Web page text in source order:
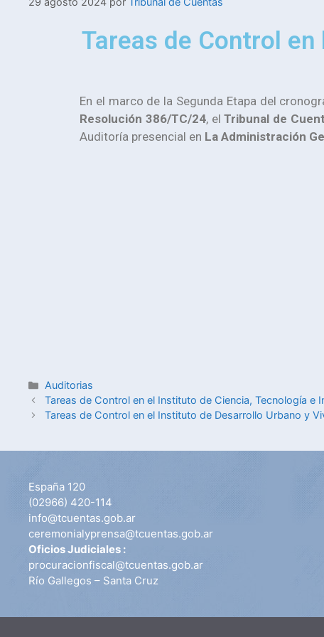
Tareas de Control
En el marco de la Segunda Etapa del
Resolución 386/TC/24, elTribunal de
Auditoría presencial en La Administración
Auditorias
Tareas de Control en el Instituto de Ciencia, Tecnología e
Tareas de Control en el Instituto de Desarrollo Urbano y
España 120
(02966) 420-114
info@tcuentas.gob.ar
ceremonialyprensa@tcuentas.gob.ar
Oficios Judiciales :
procuracionfiscal@tcuentas.gob.ar
Río Gallegos – Santa Cruz